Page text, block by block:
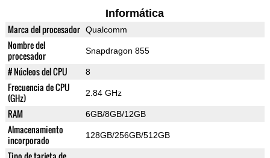
Informática
Marca del procesador Qualcomm
Nombre del
procesador
Snapdragon 855
# Núcleos del CPU 8
Frecuencia de CPU
(GHz)
2.84 GHz
RAM 6GB/8GB/12GB
Almacenamiento
incorporado
128GB/256GB/512GB